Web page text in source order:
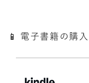
📱 電子書籍の購入